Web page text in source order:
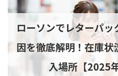
ローソンでレターパ
因を徹底解明！在庫
入場所【2025